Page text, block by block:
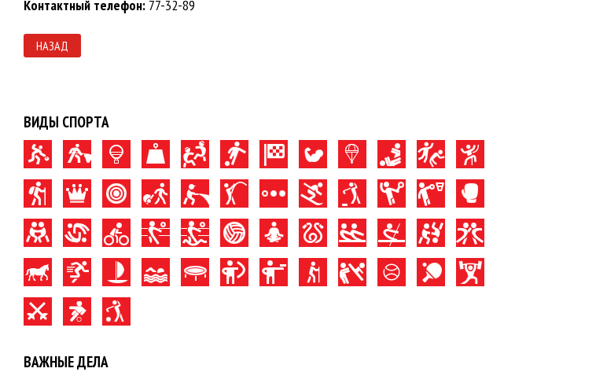
Контактный телефон: 77-32-89
НАЗАД
ВИДЫ СПОРТА
ВАЖНЫЕ ДЕЛА